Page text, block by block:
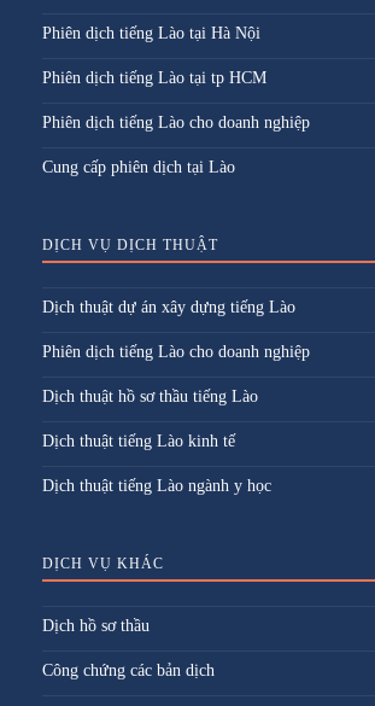
Phiên dịch tiếng Lào tại Hà Nội
Phiên dịch tiếng Lào tại tp HCM
Phiên dịch tiếng Lào cho doanh nghiệp
Cung cấp phiên dịch tại Lào
DỊCH VỤ DỊCH THUẬT
Dịch thuật dự án xây dựng tiếng Lào
Phiên dịch tiếng Lào cho doanh nghiệp
Dịch thuật hồ sơ thầu tiếng Lào
Dịch thuật tiếng Lào kinh tế
Dịch thuật tiếng Lào ngành y học
DỊCH VỤ KHÁC
Dịch hồ sơ thầu
Công chứng các bản dịch